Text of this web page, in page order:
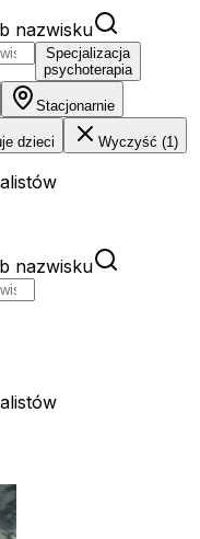
nazwisku
Specjalizacja
psychoterapia
Stacjonarnie
dzieci Wyczyść (1)
nazwisku